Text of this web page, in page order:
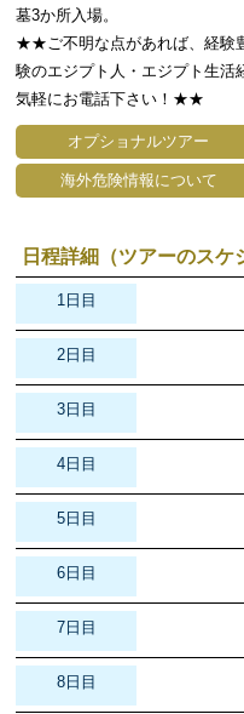
墓3か所入場。
★★ご不明な点があれば、経験
験のエジプト人・エジプト生活
気軽にお電話下さい！★★
オプショナルツアー
海外危険情報について
日程詳細（ツアーのスケ
1日目
2日目
3日目
4日目
5日目
6日目
7日目
8日目